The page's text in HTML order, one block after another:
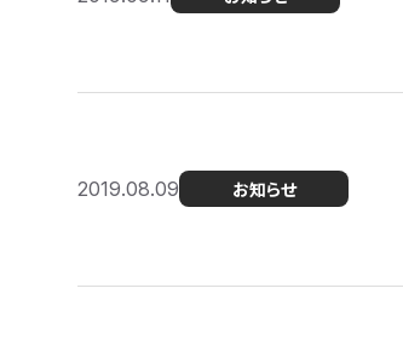
2019.08.09 お知らせ